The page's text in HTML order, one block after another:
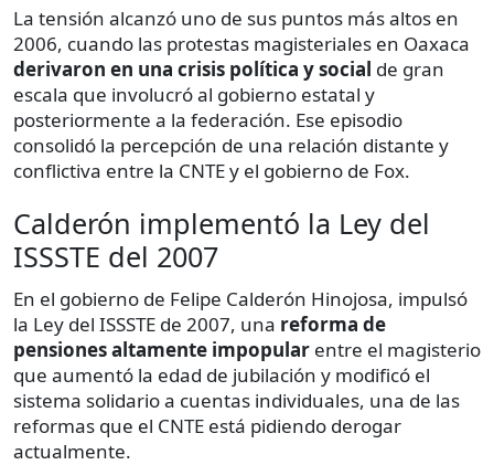
La tensión alcanzó uno de sus puntos más altos en
2006, cuando las protestas magisteriales en Oaxaca
derivaron en una crisis política y social de gran
escala que involucró al gobierno estatal y
posteriormente a la federación. Ese episodio
consolidó la percepción de una relación distante y
conflictiva entre la CNTE y el gobierno de Fox.
Calderón implementó la Ley del
ISSSTE del 2007
En el gobierno de Felipe Calderón Hinojosa, impulsó
la Ley del ISSSTE de 2007, una reforma de
pensiones altamente impopular entre el magisterio
que aumentó la edad de jubilación y modificó el
sistema solidario a cuentas individuales, una de las
reformas que el CNTE está pidiendo derogar
actualmente.